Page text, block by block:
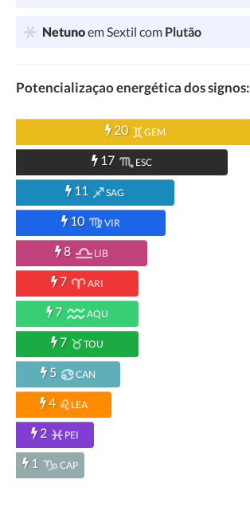
Netunoem Sextil com Plutão
Potencializaçao energética dos signos:
20 GEM
17 ESC
11 SAG
10 VIR
8 LIB
7 ARI
7 AQU
7 TOU
5 CAN
4 LEA
2 PEI
1 CAP